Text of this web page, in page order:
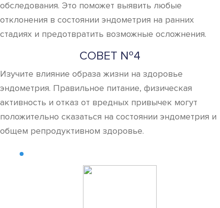
обследования. Это поможет выявить любые
отклонения в состоянии эндометрия на ранних
стадиях и предотвратить возможные осложнения.
СОВЕТ №4
Изучите влияние образа жизни на здоровье
эндометрия. Правильное питание, физическая
активность и отказ от вредных привычек могут
положительно сказаться на состоянии эндометрия и
общем репродуктивном здоровье.